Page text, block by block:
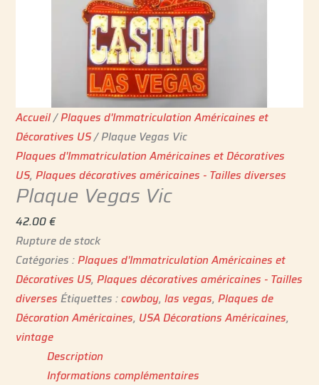
Accueil/Plaques d'Immatriculation Américaines et
Décoratives US/ Plaque Vegas Vic
Plaques d'Immatriculation Américaines et Décoratives
US,Plaques décoratives américaines - Tailles diverses
Plaque Vegas Vic
42.00€
Rupture de stock
Catégories :Plaques d'Immatriculation Américaines et
Décoratives US,Plaques décoratives américaines - Tailles
diverses Étiquettes :cowboy,las vegas,Plaques de
Décoration Américaines, USA Décorations Américaines,
vintage
Description
Informations complémentaires